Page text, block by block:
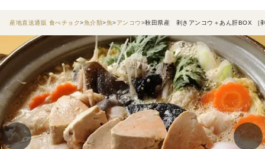
産地直送通販 食べチョク 魚介類 魚 アンコウ 秋田県産 剥きアンコウ＋あん肝BOX ［